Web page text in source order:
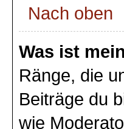
Nach oben
Was ist
Ränge, die
Beiträge du
wie